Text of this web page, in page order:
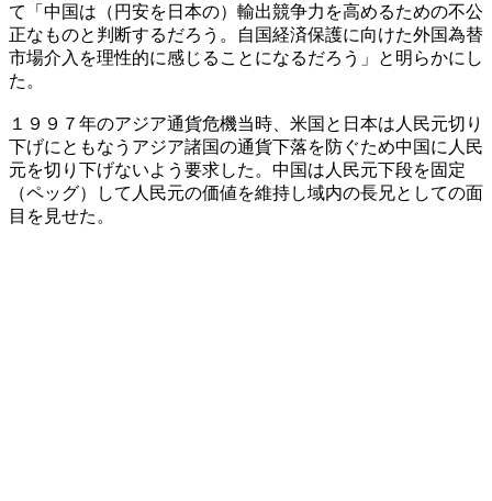
て「中国は（円安を日本の）輸出競争力を高めるための不公
正なものと判断するだろう。自国経済保護に向けた外国為替
市場介入を理性的に感じることになるだろう」と明らかにし
た。
１９９７年のアジア通貨危機当時、米国と日本は人民元切り
下げにともなうアジア諸国の通貨下落を防ぐため中国に人民
元を切り下げないよう要求した。中国は人民元下段を固定
（ペッグ）して人民元の価値を維持し域内の長兄としての面
目を見せた。